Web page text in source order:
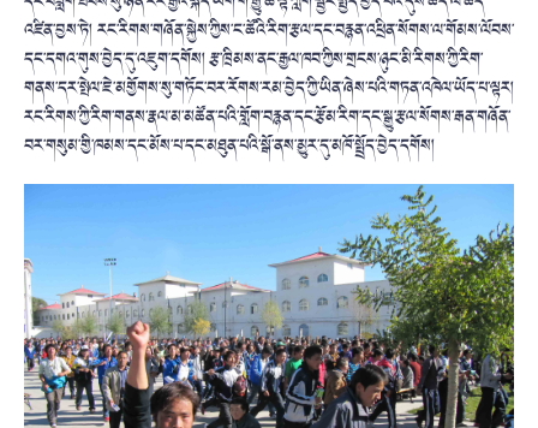
འཛིན་བྱས་ཏེ། རང་རིགས་གཞོན་སྐྱེས་ཀྱིས་ང་ཚོའི་རིག་རྩལ་དང་བརྙན་འཕྲིན་སོགས་ལ་གོམས་ལོབས་
དང་དགའ་གུས་བྱེད་དུ་འཇུག་དགོས། རྩ་ཁྲིམས་ནང་རྒྱལ་ཁབ་ཀྱིས་གྲངས་ཉུང་མི་རིགས་ཀྱི་རིག་
གནས་དར་སྤེལ་ཇེ་མགྱོགས་སུ་གཏོང་བར་རོགས་རམ་བྱེད་ཀྱི་ཡིན་ཞེས་པའི་གཏན་འཁེལ་ཡོད་པ་ལྟར།
རང་རིགས་ཀྱི་རིག་གནས་རྣལ་མ་མཚོན་པའི་གློག་བརྙན་དང་རྩོམ་རིག་དང་སྒྱུ་རྩལ་སོགས་རྒན་གཞོན་
བར་གསུམ་གྱི་ཁམས་དང་མོས་པ་དང་མཐུན་པའི་སྒོ་ནས་མྱུར་དུ་མཁོ་སྤྲོད་བྱེད་དགོས།